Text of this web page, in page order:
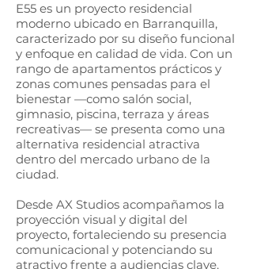
E55 es un proyecto residencial
moderno ubicado en Barranquilla,
caracterizado por su diseño funcional
y enfoque en calidad de vida. Con un
rango de apartamentos prácticos y
zonas comunes pensadas para el
bienestar —como salón social,
gimnasio, piscina, terraza y áreas
recreativas— se presenta como una
alternativa residencial atractiva
dentro del mercado urbano de la
ciudad.
Desde AX Studios acompañamos la
proyección visual y digital del
proyecto, fortaleciendo su presencia
comunicacional y potenciando su
atractivo frente a audiencias clave.